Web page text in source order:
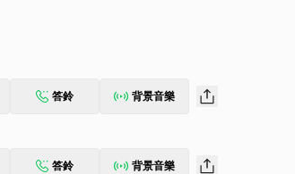
答鈴 背景音樂
答鈴 背景音樂